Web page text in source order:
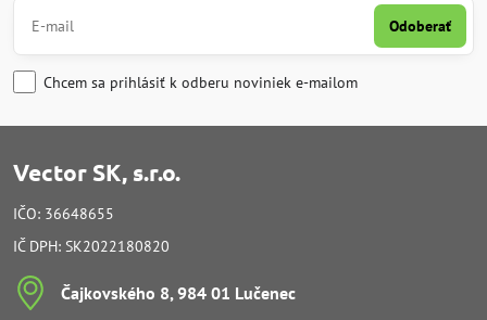
Odoberať
Chcem sa prihlásiť k odberu noviniek e-mailom
Vector SK, s.r.o.
IČO: 36648655
IČ DPH: SK2022180820
Čajkovského 8, 984 01 Lučenec